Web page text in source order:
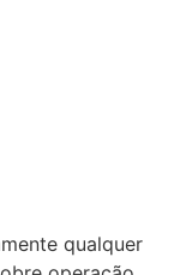
qualquer